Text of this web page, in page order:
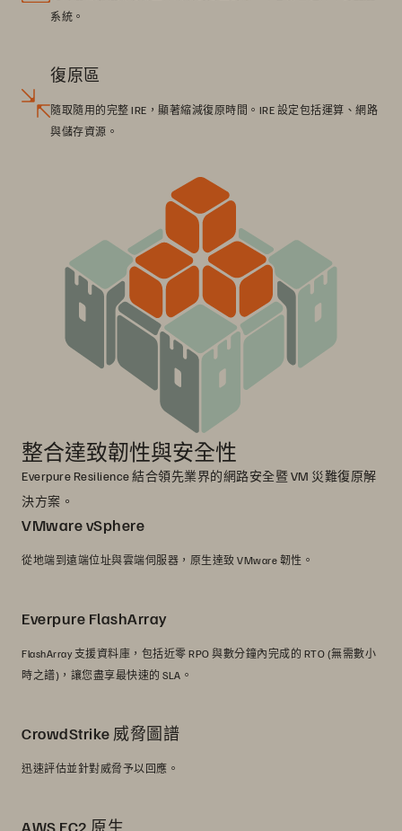
系統。
復原區
隨取隨用的完整 IRE，顯著縮減復原時間。IRE 設定包括運算、網路
與儲存資源。
整合達致韌性與安全性
Everpure Resilience 結合領先業界的網路安全暨 VM 災難復原解
決方案。
VMware vSphere
從地端到遠端位址與雲端伺服器，原生達致 VMware 韌性。
Everpure FlashArray
FlashArray 支援資料庫，包括近零 RPO 與數分鐘內完成的 RTO (無需數小
時之譜)，讓您盡享最快速的 SLA。
CrowdStrike 威脅圖譜
迅速評估並針對威脅予以回應。
AWS EC2 原生